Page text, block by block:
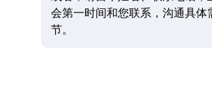
会第一时间和您联系，沟通具体
节。